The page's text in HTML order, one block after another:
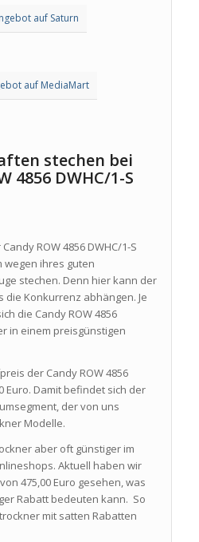
auf Saturn
auf MediaMart
stechen bei
4856 DWHC/1-S
ROW 4856 DWHC/1-S
wegen ihres guten
stechen. Denn hier kann der
Konkurrenz abhängen. Je
die Candy ROW 4856
in einem preisgünstigen
der Candy ROW 4856
Euro. Damit befindet sich der
der von uns
Modelle.
aber oft günstiger im
Aktuell haben wir
475,00 Euro gesehen, was
Rabatt bedeuten kann. So
mit satten Rabatten